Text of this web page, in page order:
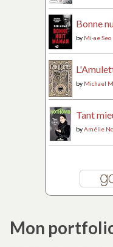
Bonne
by Mi-ae Seo
by Michael
Tant
byAmélie
Mon